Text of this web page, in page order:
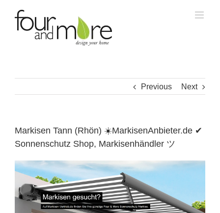
content
Previous Next
Markisen Tann (Rhön) ☀️MarkisenAnbieter.de ✔
Sonnenschutz Shop, Markisenhändler ツ